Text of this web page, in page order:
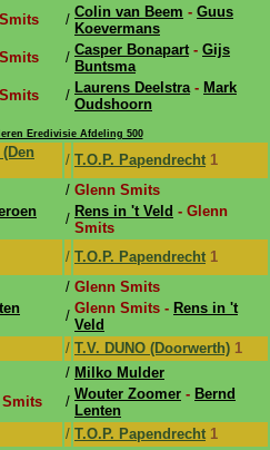
/ Colin van Beem - Guus
Koevermans
/ Casper Bonapart- Gijs
Buntsma
/ Laurens Deelstra- Mark
Oudshoorn
Eredivisie Afdeling 500
/ T.O.P. Papendrecht 1
/ Glenn Smits
/ Rens in 't Veld - Glenn
Smits
/ T.O.P. Papendrecht 1
/ Glenn Smits
/ Glenn Smits - Rens in 't
Veld
/ T.V. DUNO (Doorwerth) 1
/ Milko Mulder
Smits / Wouter Zoomer - Bernd
Lenten
/ T.O.P. Papendrecht 1